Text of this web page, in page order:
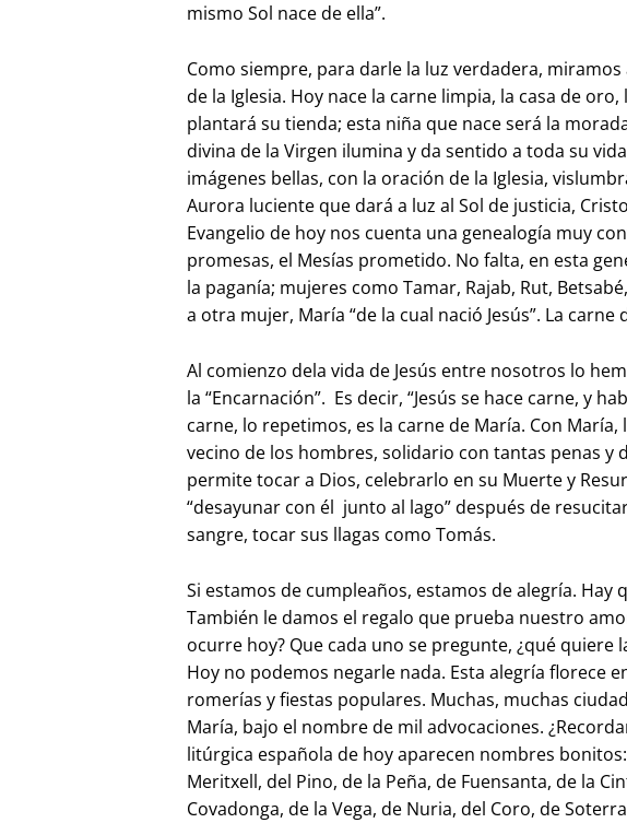
mismo Sol nace de ella”.
Como siempre, para darle la luz verdadera,
de la Iglesia. Hoy nace la carne limpia, la casa de
plantará su tienda; esta niña que nace será la
divina de la Virgen ilumina y da sentido a toda su
imágenes bellas, con la oración de la Iglesia,
Aurora luciente que dará a luz al Sol de justicia,
Evangelio de hoy nos cuenta una genealogía muy
promesas, el Mesías prometido. No falta, en esta
la paganía; mujeres como Tamar, Rajab, Rut,
a otra mujer, María “de la cual nació Jesús”. La carne
Al comienzo dela vida de Jesús entre nosotros lo
la “Encarnación”. Es decir, “Jesús se hace carne, y
carne, lo repetimos, es la carne de María. Con
vecino de los hombres, solidario con tantas penas y
permite tocar a Dios, celebrarlo en su Muerte y
“desayunar con él junto al lago” después de
sangre, tocar sus llagas como Tomás.
Si estamos de cumpleaños, estamos de alegría. Hay
También le damos el regalo que prueba nuestro
ocurre hoy? Que cada uno se pregunte, ¿qué quiere
Hoy no podemos negarle nada. Esta alegría florece
romerías y fiestas populares. Muchas, muchas
María, bajo el nombre de mil advocaciones.
litúrgica española de hoy aparecen nombres
Meritxell, del Pino, de la Peña, de Fuensanta, de la
Covadonga, de la Vega, de Nuria, del Coro, de